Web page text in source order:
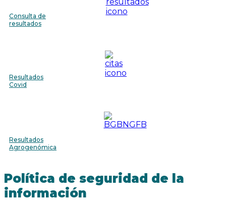
Consulta de
resultados
Resultados
Covid
Resultados
Agrogenómica
Política de seguridad de la
información